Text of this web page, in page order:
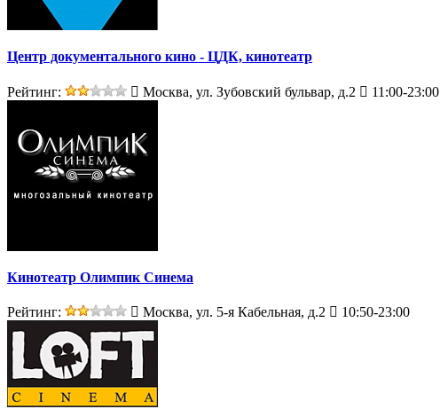
Центр документального кино - ЦДК, кинотеатр
Рейтинг: Москва, ул. Зубовский бульвар, д.2 11:00-23:00
Кинотеатр Олимпик Синема
Рейтинг: Москва, ул. 5-я Кабельная, д.2 10:50-23:00